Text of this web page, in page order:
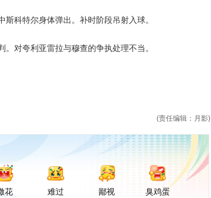
特尔身体弹出。补时阶段吊射入球。
夸利亚雷拉与穆查的争执处理不当。
(责任编辑：月影)
花 难过 鄙视 臭鸡蛋